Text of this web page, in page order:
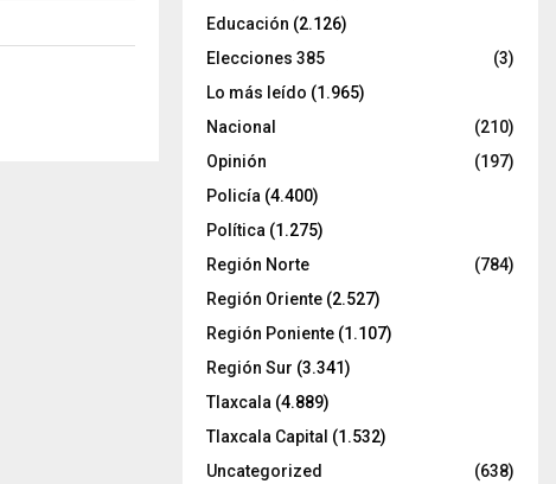
Educación (2.126)
Elecciones 385
(3)
Lo más leído (1.965)
Nacional
(210)
Opinión
(197)
Policía (4.400)
Política (1.275)
Región Norte
(784)
Región Oriente (2.527)
Región Poniente (1.107)
Región Sur (3.341)
Tlaxcala (4.889)
Tlaxcala Capital (1.532)
Uncategorized
(638)